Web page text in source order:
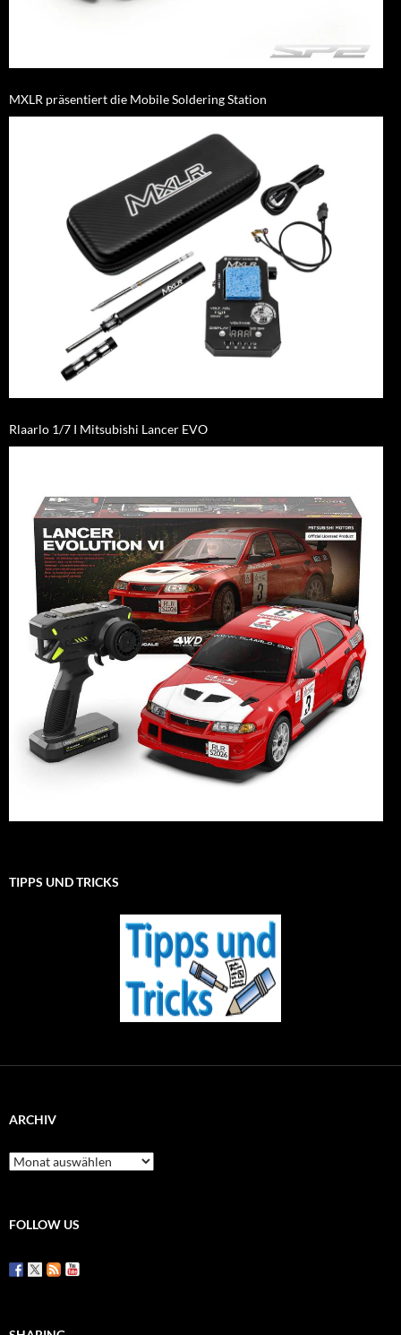
MXLR präsentiert die Mobile Soldering Station
Rlaarlo 1/7 I Mitsubishi Lancer EVO
TIPPS UND TRICKS
ARCHIV
Archiv
FOLLOW US